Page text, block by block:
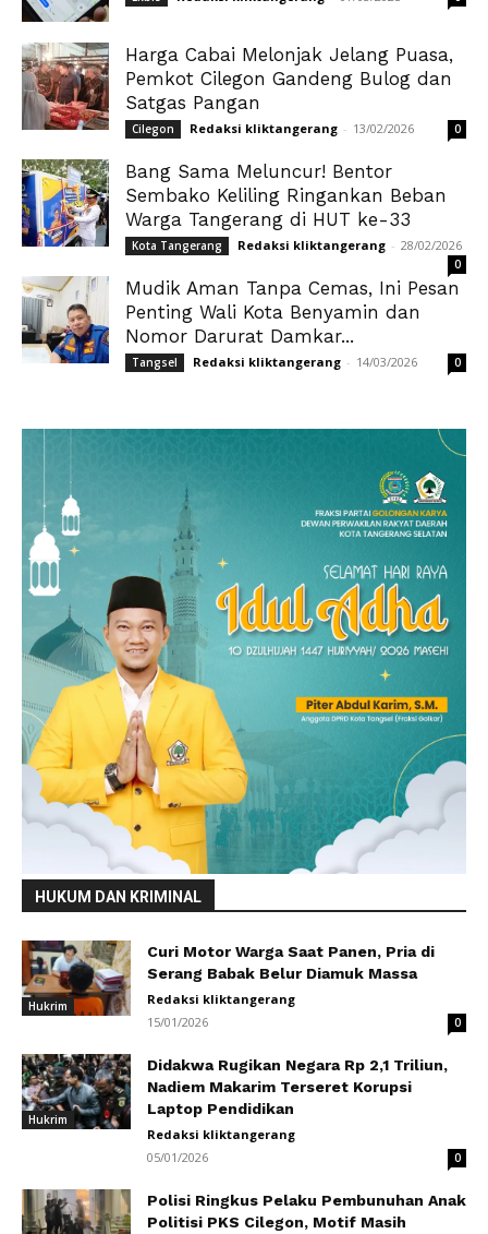
Harga Cabai Melonjak Jelang Puasa,
Pemkot Cilegon Gandeng Bulog dan
Satgas Pangan
Cilegon Redaksi kliktangerang - 13/02/2026 0
Bang Sama Meluncur! Bentor
Sembako Keliling Ringankan Beban
Warga Tangerang di HUT ke-33
Kota Tangerang Redaksi kliktangerang - 28/02/2026
0
Mudik Aman Tanpa Cemas, Ini Pesan
Penting Wali Kota Benyamin dan
Nomor Darurat Damkar...
Tangsel Redaksi kliktangerang - 14/03/2026 0
HUKUM DAN KRIMINAL
Hukrim
Curi Motor Warga Saat Panen, Pria di
Serang Babak Belur Diamuk Massa
Redaksi kliktangerang
15/01/2026
0
Hukrim
Didakwa Rugikan Negara Rp 2,1 Triliun,
Nadiem Makarim Terseret Korupsi
Laptop Pendidikan
Redaksi kliktangerang
05/01/2026
0
Polisi Ringkus Pelaku Pembunuhan Anak
Politisi PKS Cilegon, Motif Masih